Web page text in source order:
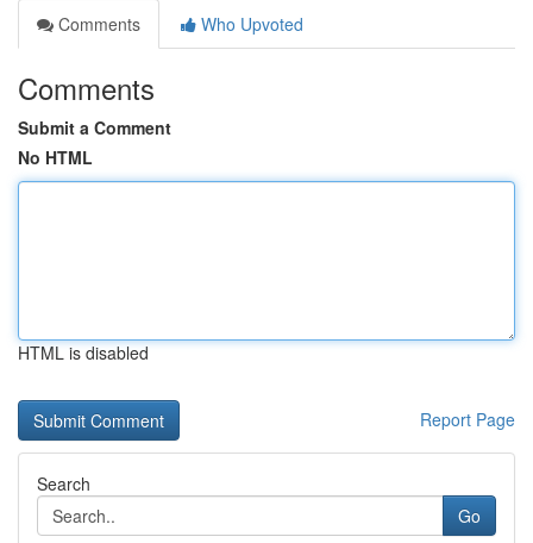
Comments
Who Upvoted
Comments
Submit a Comment
No HTML
HTML is disabled
Report Page
Search
Go